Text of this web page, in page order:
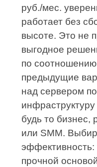
руб./мес.
работает без
высоте. Это не
выгодное
по
предыдущие
над сервером
будь то бизнес,
или SMM.
эффективность:
прочной